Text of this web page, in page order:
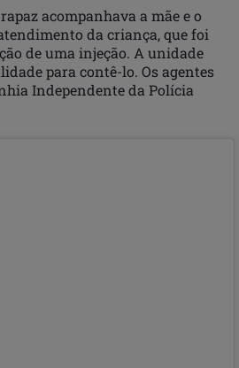
acompanhava a mãe e o
da criança, que foi
de uma injeção. A unidade
para contê-lo. Os agentes
Independente da Polícia